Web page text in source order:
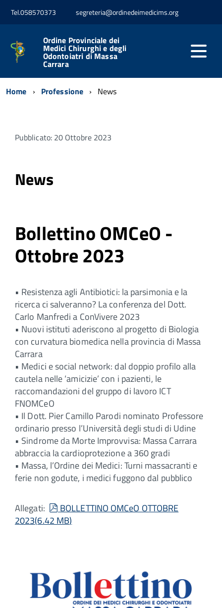
Tel.058570373 segreteria@ordinedeimedicims.org
Ordine Provinciale dei
Medici Chirurghi e degli
Odontoiatri di Massa
Carrara
Home Professione News
Pubblicato: 20 Ottobre 2023
News
Bollettino OMCeO -
Ottobre 2023
• Resistenza agli Antibiotici: la parsimonia e la
ricerca ci salveranno? La conferenza del Dott.
Carlo Manfredi a ConVivere 2023
• Nuovi istituti aderiscono al progetto di Biologia
con curvatura biomedica nella provincia di Massa
Carrara
• Medici e social network: dal doppio profilo alla
cautela nelle ‘amicizie’ con i pazienti, le
raccomandazioni del gruppo di lavoro ICT
FNOMCeO
• Il Dott. Pier Camillo Parodi nominato Professore
ordinario presso l’Università degli studi di Udine
• Sindrome da Morte Improvvisa: Massa Carrara
abbraccia la cardioprotezione a 360 gradi
• Massa, l’Ordine dei Medici: Turni massacranti e
ferie non godute, i medici fuggono dal pubblico
Allegati: pdf
BOLLETTINO OMCeO OTTOBRE
2023(6.42 MB)